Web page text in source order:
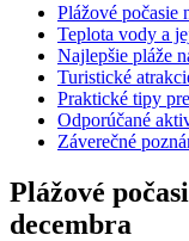
Plážové počasie
Teplota vody a
Najlepšie pláže
Turistické
Praktické tipy
Odporúčané
Záverečné
Plážové
decembra